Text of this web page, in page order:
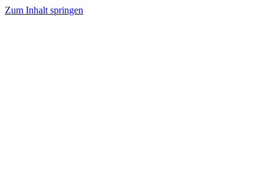
Zum Inhalt springen